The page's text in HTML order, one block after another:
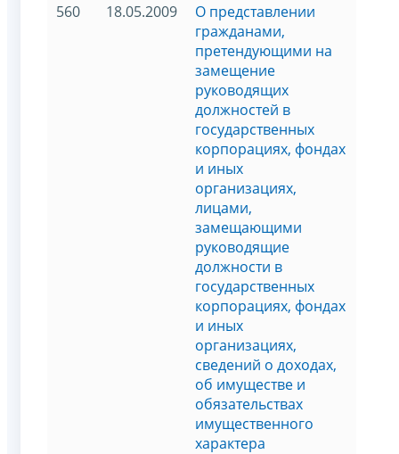
560 18.05.2009
О представлении
гражданами,
претендующими на
замещение
руководящих
должностей в
государственных
корпорациях, фондах
и иных
организациях,
лицами,
замещающими
руководящие
должности в
государственных
корпорациях, фондах
и иных
организациях,
сведений о доходах,
об имуществе и
обязательствах
имущественного
характера